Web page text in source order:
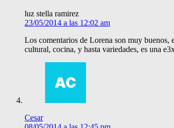
luz stella ramirez
23/05/2014 a las 12:02 am
Los comentarios de Lorena son muy buenos,
cultural, cocina, y hasta variedades, es una
Cesar